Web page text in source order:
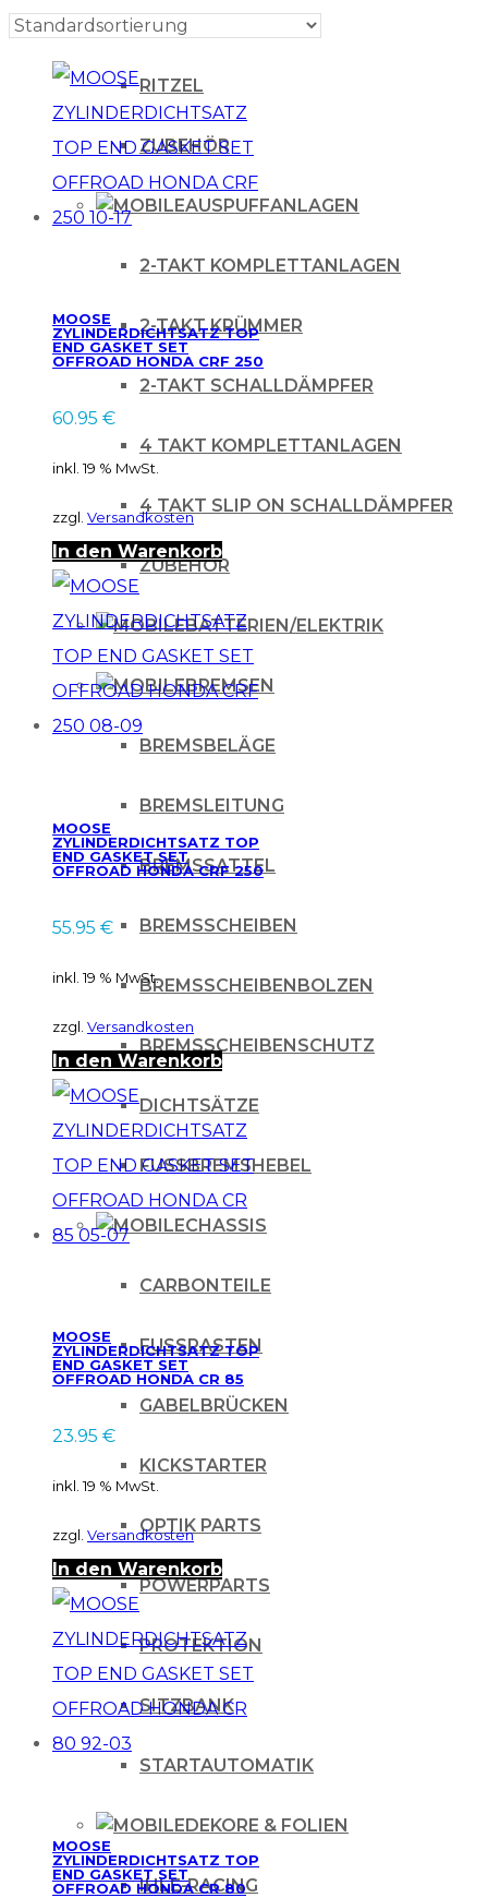
KETTENSCHLEIFER
RITZEL
ZUBEHÖR
AUSPUFFANLAGEN
2-TAKT KOMPLETTANLAGEN
2-TAKT KRÜMMER
2-TAKT SCHALLDÄMPFER
4 TAKT KOMPLETTANLAGEN
4 TAKT SLIP ON SCHALLDÄMPFER
ZUBEHÖR
BATTERIEN/ELEKTRIK
BREMSEN
BREMSBELÄGE
BREMSLEITUNG
BREMSSATTEL
BREMSSCHEIBEN
BREMSSCHEIBENBOLZEN
BREMSSCHEIBENSCHUTZ
DICHTSÄTZE
FUSSBREMSHEBEL
CHASSIS
CARBONTEILE
FUSSRASTEN
GABELBRÜCKEN
KICKSTARTER
OPTIK PARTS
POWERPARTS
PROTEKTION
SITZBANK
STARTAUTOMATIK
DEKORE & FOLIEN
IHLE-RACING
MOOSE
ZYLINDERDICHTSATZ TOP
END GASKET SET
OFFROAD HONDA CRF 250
60.95 €
inkl. 19 % MwSt.
zzgl. Versandkosten
In den Warenkorb
MOOSE
ZYLINDERDICHTSATZ TOP
END GASKET SET
OFFROAD HONDA CRF 250
55.95 €
inkl. 19 % MwSt.
zzgl. Versandkosten
In den Warenkorb
MOOSE
ZYLINDERDICHTSATZ TOP
END GASKET SET
OFFROAD HONDA CR 85
23.95 €
inkl. 19 % MwSt.
zzgl. Versandkosten
In den Warenkorb
MOOSE
ZYLINDERDICHTSATZ TOP
END GASKET SET
OFFROAD HONDA CR 80